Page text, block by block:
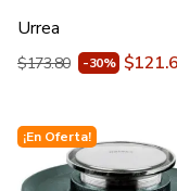
Urrea
$173.80 -30%
¡En Oferta!